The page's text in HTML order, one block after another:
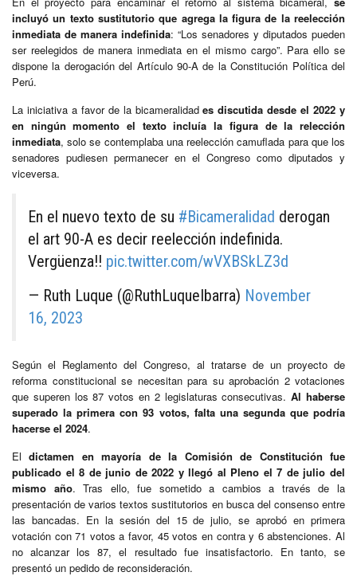
incluyó un texto sustitutorio que agrega la figura de la reelección
inmediata de manera indefinida: “Los senadores y diputados pueden
ser reelegidos de manera inmediata en el mismo cargo”. Para ello se
dispone la derogación del Artículo 90-A de la Constitución Política del
Perú.
La iniciativa a favor de la bicameralidades discutida desde el 2022 y
en ningún momento el texto incluía la figura de la relección
inmediata, solo se contemplaba una reelección camuflada para que los
senadores pudiesen permanecer en el Congreso como diputados y
viceversa.
En el nuevo texto de su #Bicameralidad derogan
el art 90-A es decir reelección indefinida.
Vergüenza!! pic.twitter.com/wVXBSkLZ3d
— Ruth Luque (@RuthLuqueIbarra) November
16, 2023
Según el Reglamento del Congreso, al tratarse de un proyecto de
reforma constitucional se necesitan para su aprobación 2 votaciones
que superen los 87 votos en 2 legislaturas consecutivas.Al haberse
superado la primera con 93 votos, falta una segunda que podría
hacerse el 2024.
Eldictamen en mayoría de la Comisión de Constitución fue
publicado el 8 de junio de 2022 y llegó al Pleno el 7 de julio del
mismo año. Tras ello, fue sometido a cambios a través de la
presentación de varios textos sustitutorios en busca del consenso entre
las bancadas. En la sesión del 15 de julio, se aprobó en primera
votación con 71 votos a favor, 45 votos en contra y 6 abstenciones. Al
no alcanzar los 87, el resultado fue insatisfactorio. En tanto, se
presentó un pedido de reconsideración.